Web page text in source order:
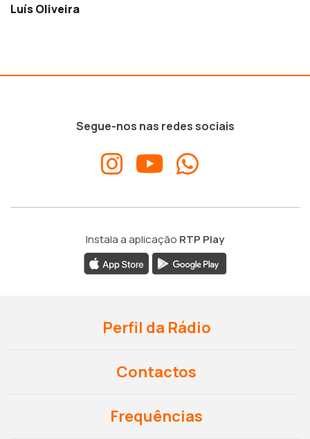
Luís Oliveira
Segue-nos nas redes sociais
Instala a aplicação RTP Play
Perfil da Rádio
Contactos
Frequências